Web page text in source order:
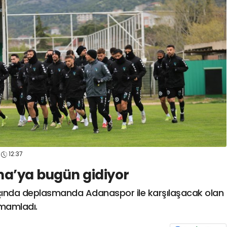
spor41
#
spor41
# kocaelispor
12:37
bugün gidiyor
deplasmanda Adanaspor ile karşılaşacak olan